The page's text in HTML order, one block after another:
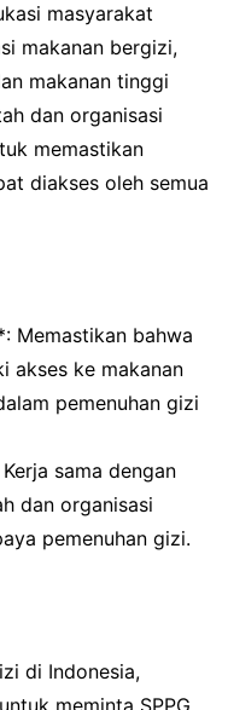
masyarakat
makanan bergizi,
makanan tinggi
dan organisasi
memastikan
diakses oleh semua
Memastikan bahwa
akses ke makanan
pemenuhan gizi
sama dengan
dan organisasi
pemenuhan gizi.
di Indonesia,
meminta SPPG